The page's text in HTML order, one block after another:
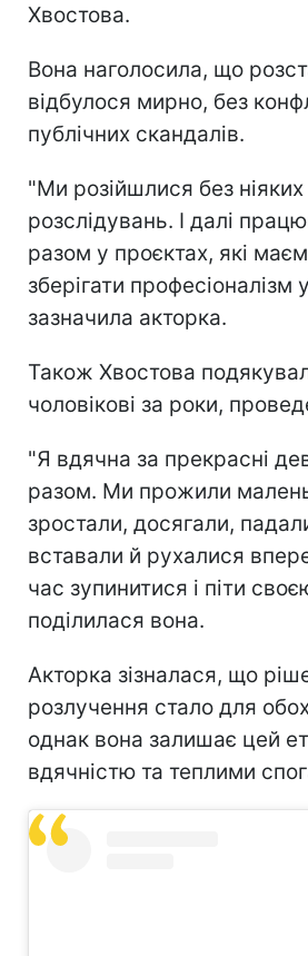
Хвостова.
Вона наголосила, що
відбулося мирно, без
публічних скандалів.
"Ми розійшлися без ніяких
розслідувань. І далі
разом у проєктах, які
зберігати професіоналізм
зазначила акторка.
Також Хвостова
чоловікові за роки,
"Я вдячна за прекрасні
разом. Ми прожили
зростали, досягали,
вставали й рухалися
час зупинитися і піти
поділилася вона.
Акторка зізналася, що
розлучення стало для
однак вона залишає цей
вдячністю та теплими